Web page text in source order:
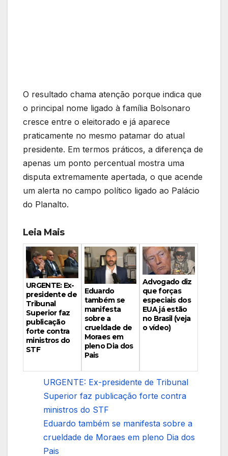
O resultado chama atenção porque indica que
o principal nome ligado à família Bolsonaro
cresce entre o eleitorado e já aparece
praticamente no mesmo patamar do atual
presidente. Em termos práticos, a diferença de
apenas um ponto percentual mostra uma
disputa extremamente apertada, o que acende
um alerta no campo político ligado ao Palácio
do Planalto.
Leia Mais
URGENTE: Ex-
presidente de
Tribunal
Superior faz
publicação
forte contra
ministros do
STF
Eduardo
também se
manifesta
sobre a
crueldade de
Moraes em
pleno Dia dos
Pais
Advogado diz
que forças
especiais dos
EUA já estão
no Brasil (veja
o vídeo)
URGENTE: Ex-presidente de Tribunal
Superior faz publicação forte contra
ministros do STF
Eduardo também se manifesta sobre a
crueldade de Moraes em pleno Dia dos
Pais